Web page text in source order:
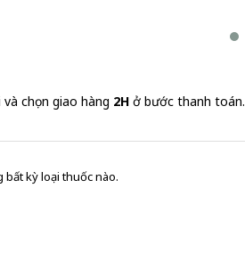
Protoloc tuýp 20g - Gel bôi trĩ
Gửi đơn thuốc
chọn giao hàng 2H ở bước thanh toán.
bất kỳ loại thuốc nào.